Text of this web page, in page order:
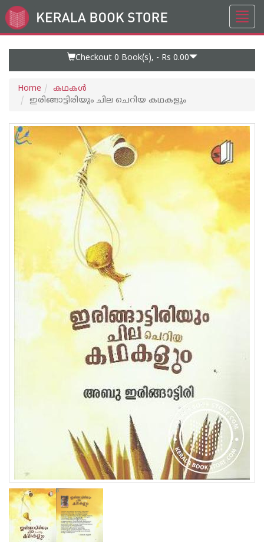
Go
to
Checkout 0 Book(s), - Rs 0.00
Home
കഥകള്‍
ഇരിങ്ങാട്ടിരിയും ചില ചെറിയ കഥകളും